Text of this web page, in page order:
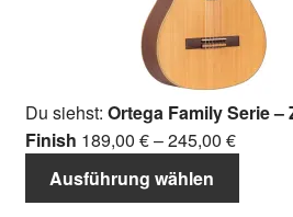
Du siehst: Ortega Family Serie
Finish 189,00 €–245,00 €
Ausführung wählen